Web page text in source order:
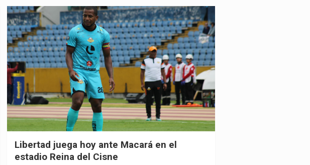
Libertad juega hoy ante Macará en el
estadio Reina del Cisne